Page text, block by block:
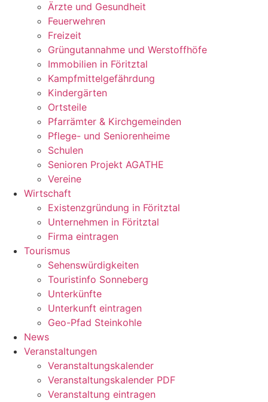
Ärzte und Gesundheit
Feuerwehren
Freizeit
Grüngutannahme und Werstoffhöfe
Immobilien in Föritztal
Kampfmittelgefährdung
Kindergärten
Ortsteile
Pfarrämter & Kirchgemeinden
Pflege- und Seniorenheime
Schulen
Senioren Projekt AGATHE
Vereine
Wirtschaft
Existenzgründung in Föritztal
Unternehmen in Föritztal
Firma eintragen
Tourismus
Sehenswürdigkeiten
Touristinfo Sonneberg
Unterkünfte
Unterkunft eintragen
Geo-Pfad Steinkohle
News
Veranstaltungen
Veranstaltungskalender
Veranstaltungskalender PDF
Veranstaltung eintragen